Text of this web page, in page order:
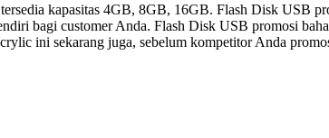
kapasitas 4GB, 8GB, 16GB. Flash Disk USB
bagi customer Anda. Flash Disk USB promosi
ini sekarang juga, sebelum kompetitor Anda